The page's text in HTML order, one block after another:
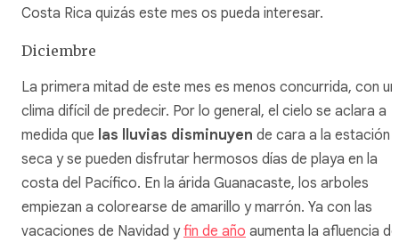
Costa Rica quizás este mes os pueda interesar.
Diciembre
La primera mitad de este mes es menos concurrida, con un
clima difícil de predecir. Por lo general, el cielo se aclara a
medida que las lluvias disminuyen de cara a la estación
seca y se pueden disfrutar hermosos días de playa en la
costa del Pacífico. En la árida Guanacaste, los arboles
empiezan a colorearse de amarillo y marrón. Ya con las
vacaciones de Navidad yfin de año aumenta la afluencia de